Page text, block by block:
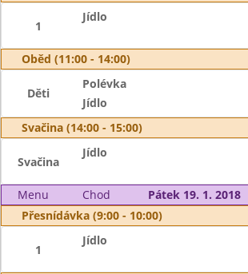
1
Jídlo
Oběd (11:00 - 14:00)
Děti
Polévka
Jídlo
Svačina (14:00 - 15:00)
Svačina
Jídlo
Menu Chod
Pátek 19. 1. 2018
Přesnídávka (9:00 - 10:00)
1
Jídlo